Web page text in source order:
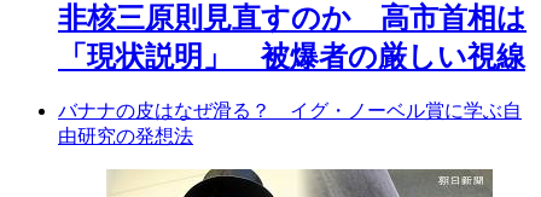
非核三原則見直すのか 高市首相は
「現状説明」 被爆者の厳しい視線
バナナの皮はなぜ滑る？ イグ・ノーベル賞に学ぶ自
由研究の発想法